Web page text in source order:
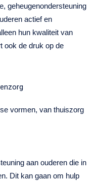
geheugenondersteuning
actief en
hun kwaliteit van
ook de druk op de
vormen, van thuiszorg
aan ouderen die in
Dit kan gaan om hulp